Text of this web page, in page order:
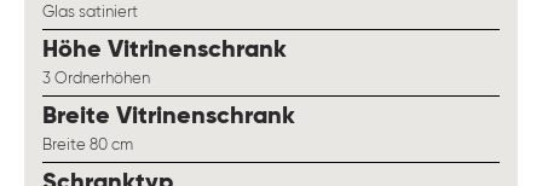
Glas satiniert
Höhe Vitrinenschrankauswählen
3 Ordnerhöhen
Breite Vitrinenschrankauswählen
Breite 80 cm